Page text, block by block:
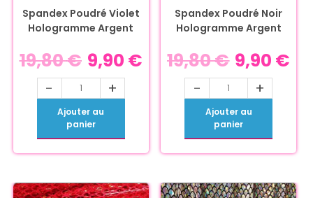
Spandex Poudré Violet
Hologramme Argent
19,80€ 9,90 €
- +
Ajouter au
panier
Spandex Poudré Noir
Hologramme Argent
19,80€ 9,90 €
- +
Ajouter au
panier